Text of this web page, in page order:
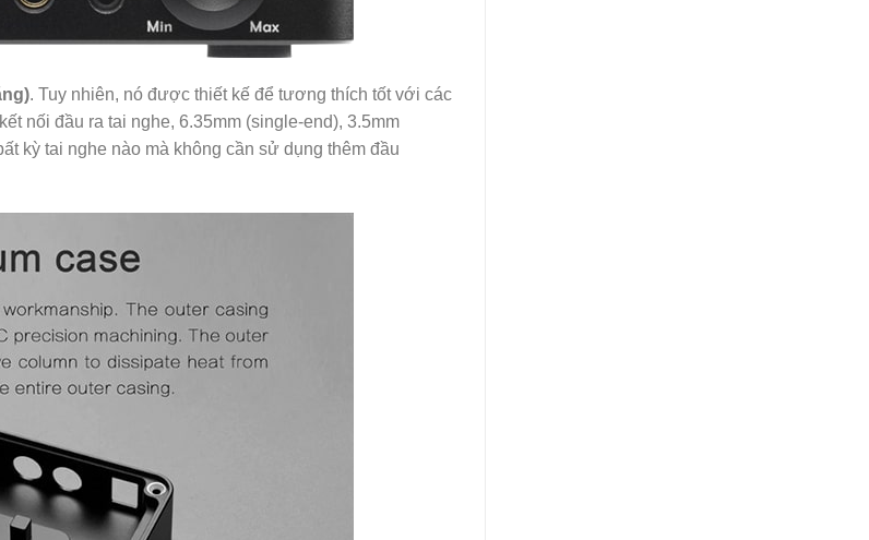
. Tuy nhiên, nó được thiết kế để tương thích tốt với các
nối đầu ra tai nghe, 6.35mm (single-end), 3.5mm
kỳ tai nghe nào mà không cần sử dụng thêm đầu